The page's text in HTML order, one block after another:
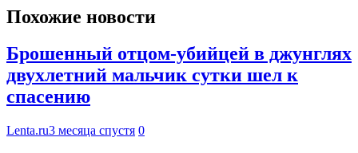
Похожие новости
Брошенный отцом-убийцей в джунглях
двухлетний мальчик сутки шел к
спасению
Lenta.ru3 месяца спустя 0